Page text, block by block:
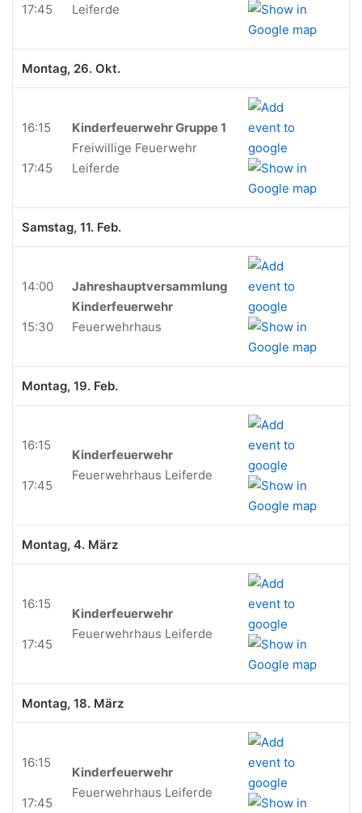
17:45
Leiferde
Montag, 26. Okt.
16:15
17:45
Kinderfeuerwehr Gruppe 1
Freiwillige Feuerwehr
Leiferde
Samstag, 11. Feb.
14:00
15:30
Jahreshauptversammlung
Kinderfeuerwehr
Feuerwehrhaus
Montag, 19. Feb.
16:15
17:45
Kinderfeuerwehr
Feuerwehrhaus Leiferde
Montag, 4. März
16:15
17:45
Kinderfeuerwehr
Feuerwehrhaus Leiferde
Montag, 18. März
16:15
17:45
Kinderfeuerwehr
Feuerwehrhaus Leiferde